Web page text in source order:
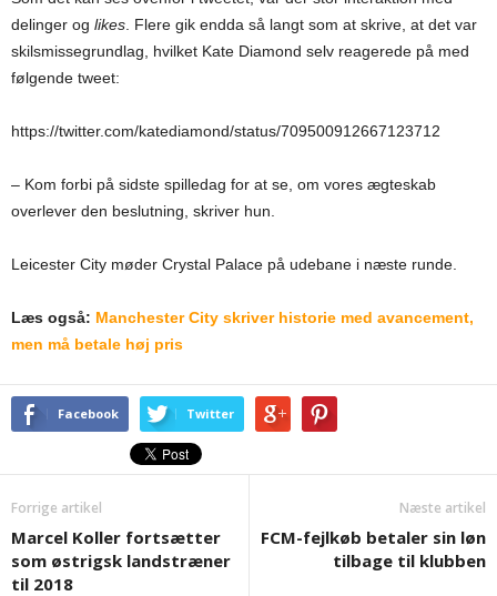
delinger og likes . Flere gik endda så langt som at skrive, at det var
skilsmissegrundlag, hvilket Kate Diamond selv reagerede på med
følgende tweet:
https://twitter.com/katediamond/status/709500912667123712
– Kom forbi på sidste spilledag for at se, om vores ægteskab
overlever den beslutning, skriver hun.
Leicester City møder Crystal Palace på udebane i næste runde.
Læs også: Manchester City skriver historie med avancement,
men må betale høj pris
Facebook Twitter
Forrige artikel
Marcel Koller fortsætter
som østrigsk landstræner
til 2018
Næste artikel
FCM-fejlkøb betaler sin løn
tilbage til klubben